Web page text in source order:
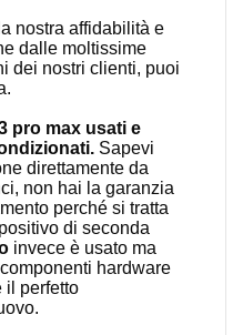
la nostra affidabilità e
dalle moltissime
dei nostri clienti, puoi
.
pro max usati e
Sapevi
direttamente da
non hai la garanzia
perché si tratta
di seconda
invece è usato ma
hardware
il perfetto